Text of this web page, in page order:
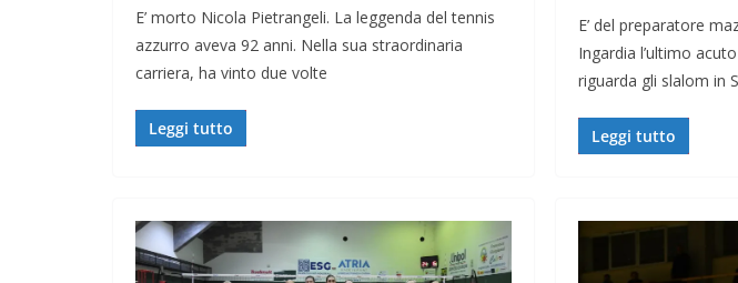
E’ morto Nicola Pietrangeli. La leggenda del tennis
azzurro aveva 92 anni. Nella sua straordinaria
carriera, ha vinto due volte
Leggi tutto
E’ del preparatore
Ingardia l’ultimo
riguarda gli slalom in
Leggi tutto